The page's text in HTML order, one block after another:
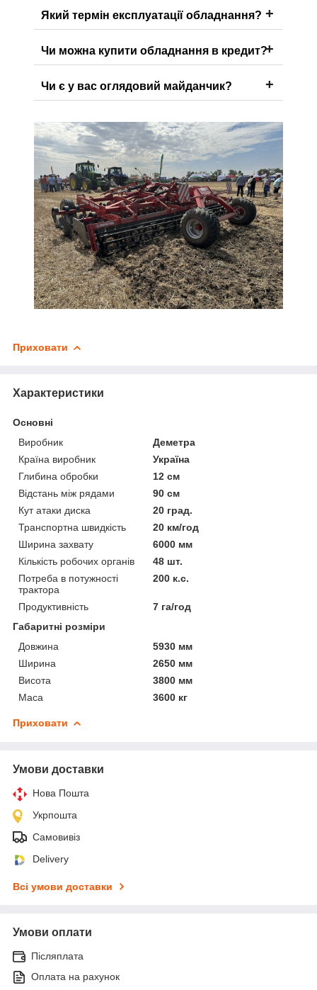
Який термін експлуатації обладнання?
Чи можна купити обладнання в кредит?
Чи є у вас оглядовий майданчик?
Приховати
Характеристики
Основні
Виробник
Деметра
Країна виробник
Україна
Глибина обробки
12 см
Відстань між рядами
90 см
Кут атаки диска
20 град.
Транспортна швидкість
20 км/год
Ширина захвату
6000 мм
Кількість робочих органів
48 шт.
Потреба в потужності
трактора
200 к.с.
Продуктивність
7 га/год
Габаритні розміри
Довжина
5930 мм
Ширина
2650 мм
Висота
3800 мм
Маса
3600 кг
Приховати
Умови доставки
Нова Пошта
Укрпошта
Самовивіз
Delivery
Всі умови доставки
Умови оплати
Післяплата
Оплата на рахунок